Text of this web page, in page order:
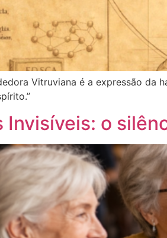
Vitruviana é a expressão
Invisíveis: o